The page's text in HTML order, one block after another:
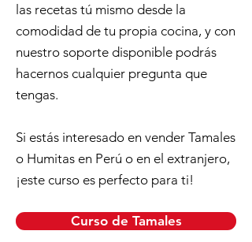
las recetas tú mismo desde la
comodidad de tu propia cocina, y con
nuestro soporte disponible podrás
hacernos cualquier pregunta que
tengas.
Si estás interesado en vender Tamales
o Humitas en Perú o en el extranjero,
¡este curso es perfecto para ti!
Curso de Tamales